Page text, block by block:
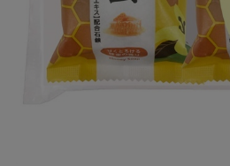
定期購入